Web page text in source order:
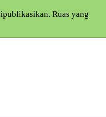
Ruas yang